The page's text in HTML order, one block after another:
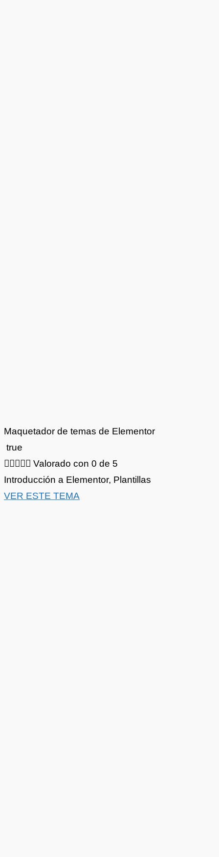
Maquetador de temas de Elementor
true
 Valorado con 0 de 5
Introducción a Elementor, Plantillas
VER ESTE TEMA